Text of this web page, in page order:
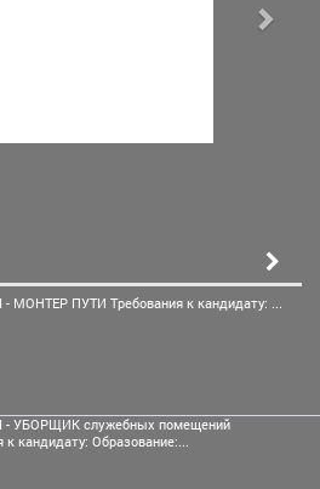
- МОНТЕР ПУТИ Требования к кандидату: ...
- УБОРЩИК служебных помещений
к кандидату: Образование:...